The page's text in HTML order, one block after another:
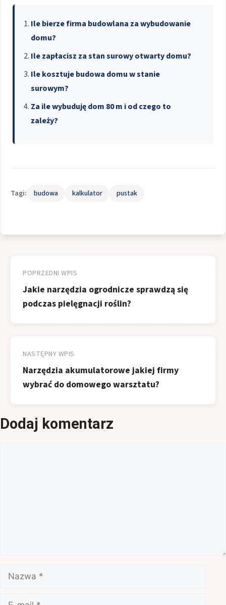
Ile bierze firma budowlana za wybudowanie
domu?
Ile zapłacisz za stan surowy otwarty domu?
Ile kosztuje budowa domu w stanie
surowym?
Za ile wybuduję dom 80 m i od czego to
zależy?
Tagi: budowa kalkulator pustak
wpisu
POPRZEDNI WPIS
Jakie narzędzia ogrodnicze sprawdzą się
podczas pielęgnacji roślin?
NASTĘPNY WPIS
Narzędzia akumulatorowe jakiej firmy
wybrać do domowego warsztatu?
Dodaj komentarz
Nazwa